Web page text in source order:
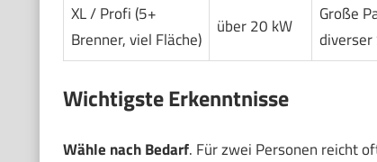
XL / Profi (5+
Brenner, viel Fläche)
über 20 kW
Große
diverser
Wichtigste Erkenntnisse
Wähle nach Bedarf. Für zwei Personen reicht